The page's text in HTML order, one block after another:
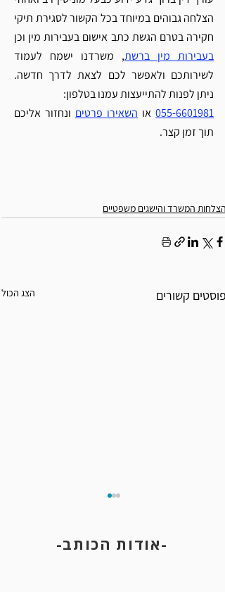
חקירה בטרם הגשת כתב אישום בעבירות מין וכן
בעבירות מין ברשת
ניתן לפנות להתייעצות עמנו בטלפון:
055-6601981 או השאירו פרטים
תוך זמן קצר.
הצלחות המשרד והישגים משפטיים
פוסטים קשורים הצג הכול
-אודות הכותב-